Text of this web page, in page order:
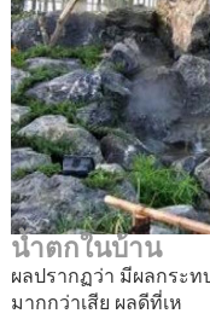
น้ำตกในบ้าน
ผลปรากฏว่า มีผลกระท
มากกว่าเสีย ผลดีที่เห